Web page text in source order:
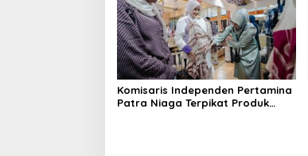
Komisaris Independen Pertamina
Patra Niaga Terpikat Produk